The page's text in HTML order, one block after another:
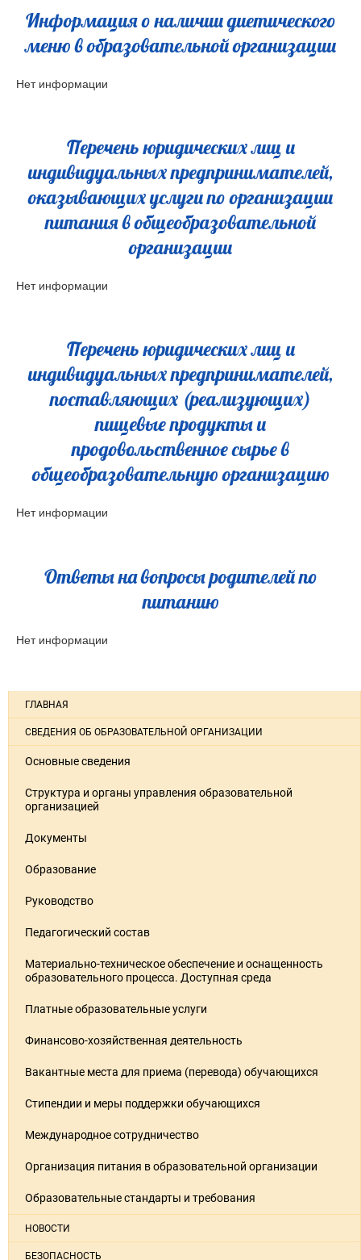
Информация о наличии диетического
меню в образовательной организации
Нет информации
Перечень юридических лиц и
индивидуальных предпринимателей,
оказывающих услуги по организации
питания в общеобразовательной
организации
Нет информации
Перечень юридических лиц и
индивидуальных предпринимателей,
поставляющих (реализующих)
пищевые продукты и
продовольственное сырье в
общеобразовательную организацию
Нет информации
Ответы на вопросы родителей по
питанию
Нет информации
ГЛАВНАЯ
СВЕДЕНИЯ ОБ ОБРАЗОВАТЕЛЬНОЙ ОРГАНИЗАЦИИ
Основные сведения
Структура и органы управления образовательной
организацией
Документы
Образование
Руководство
Педагогический состав
Материально-техническое обеспечение и оснащенность
образовательного процесса. Доступная среда
Платные образовательные услуги
Финансово-хозяйственная деятельность
Вакантные места для приема (перевода) обучающихся
Стипендии и меры поддержки обучающихся
Международное сотрудничество
Организация питания в образовательной организации
Образовательные стандарты и требования
НОВОСТИ
БЕЗОПАСНОСТЬ